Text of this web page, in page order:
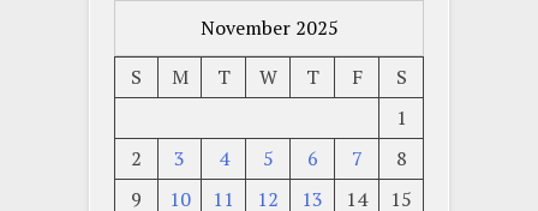
November 2025
S
M T W T F
S
1
2
3 4 5 6 7
8
9
10 11 12 13 14 15